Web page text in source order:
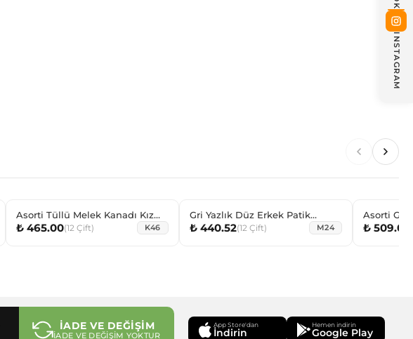
Asorti Tüllü Melek Kanadı Kız
Çocuk Patik Çorabı
₺ 465.00(12 Çift) K46
Gri Yazlık Düz Erkek Patik
Çorabı
₺ 440.52(12 Çift) M24
Asorti Girl
₺ 509.04
İADE VE DEĞİŞİM
İADE VE DEĞİŞİM YOKTUR
App Store'dan
İndirin
Hemen indirin
Google Play
INSTAGRAM